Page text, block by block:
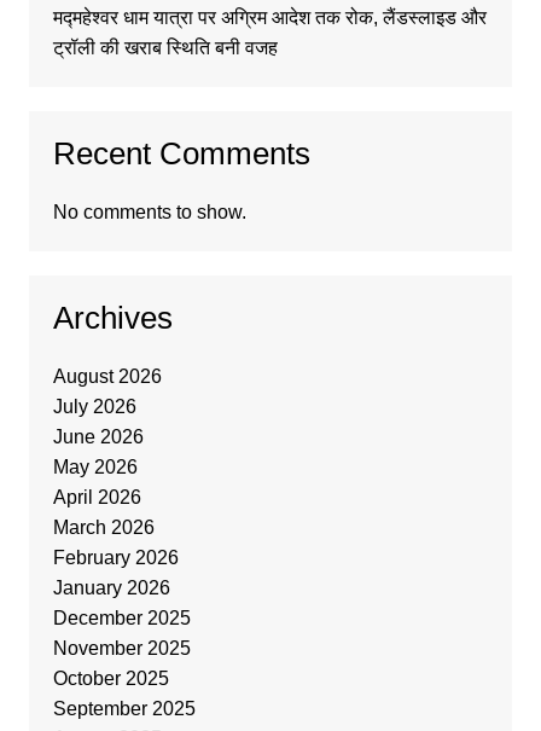
मद्महेश्वर धाम यात्रा पर अग्रिम आदेश तक रोक, लैंडस्लाइड और
ट्रॉली की खराब स्थिति बनी वजह
Recent Comments
No comments to show.
Archives
August 2026
July 2026
June 2026
May 2026
April 2026
March 2026
February 2026
January 2026
December 2025
November 2025
October 2025
September 2025